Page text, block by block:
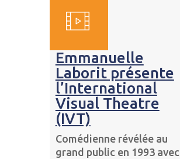
Emmanuelle
Laborit présente
l’International
Visual Theatre
(IVT)
Comédienne révélée au
grand public en 1993 avec